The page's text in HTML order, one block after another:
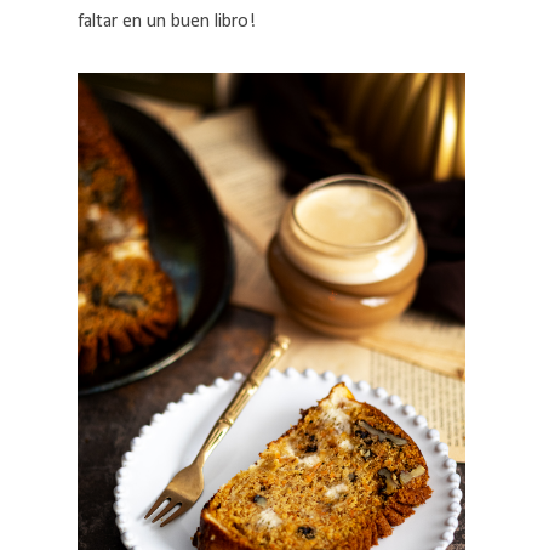
faltar en un buen libro!